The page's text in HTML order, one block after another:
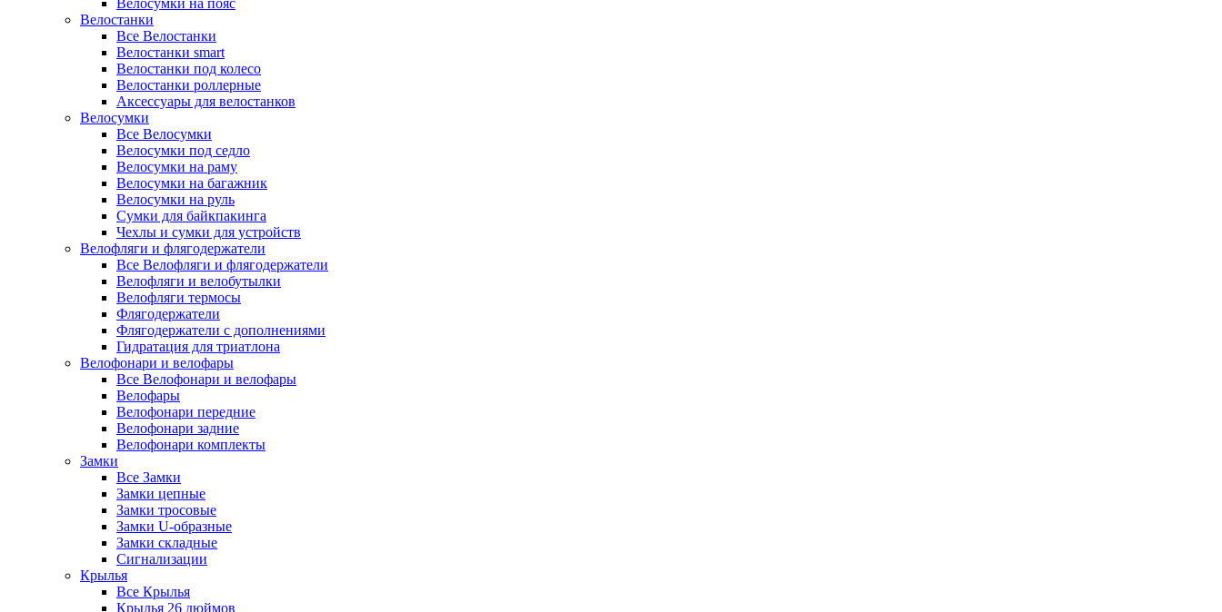
Велосумки на пояс
Велостанки
Все Велостанки
Велостанки smart
Велостанки под колесо
Велостанки роллерные
Аксессуары для велостанков
Велосумки
Все Велосумки
Велосумки под седло
Велосумки на раму
Велосумки на багажник
Велосумки на руль
Сумки для байкпакинга
Чехлы и сумки для устройств
Велофляги и флягодержатели
Все Велофляги и флягодержатели
Велофляги и велобутылки
Велофляги термосы
Флягодержатели
Флягодержатели с дополнениями
Гидратация для триатлона
Велофонари и велофары
Все Велофонари и велофары
Велофары
Велофонари передние
Велофонари задние
Велофонари комплекты
Замки
Все Замки
Замки цепные
Замки тросовые
Замки U-образные
Замки складные
Сигнализации
Крылья
Все Крылья
Крылья 26 дюймов